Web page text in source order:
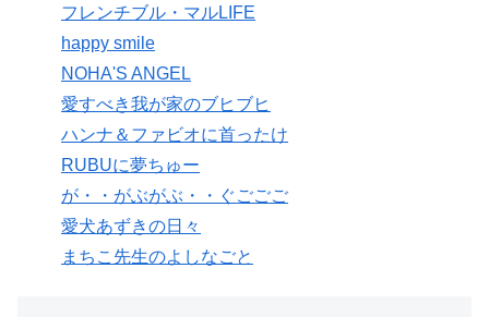
フレンチブル・マルLIFE
happy smile
NOHA'S ANGEL
愛すべき我が家のブヒブヒ
ハンナ＆ファビオに首ったけ
RUBUに夢ちゅー
が・・がぶがぶ・・ぐごごご
愛犬あずきの日々
まちこ先生のよしなごと